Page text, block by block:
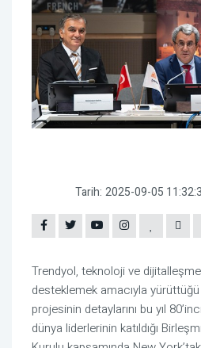
Tarih: 2025-09-05
Trendyol, teknoloji ve
desteklemek amacıyla yürüttüğü
projesinin detaylarını bu yıl
dünya liderlerinin katıldığı